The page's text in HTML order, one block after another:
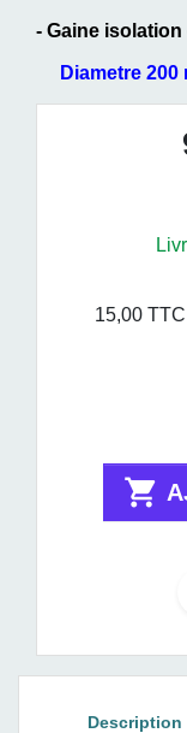
- Gaine isolation
Diametre
15,00 TTC

Description